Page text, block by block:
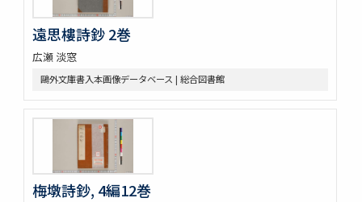
遠思樓詩鈔 2巻
広瀬 淡窓
鷗外文庫書入本画像データベース | 総合図書館
梅墩詩鈔, 4編12巻